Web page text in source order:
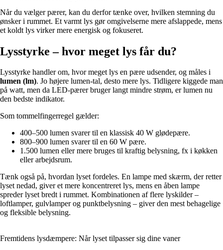
Når du vælger pærer, kan du derfor tænke over, hvilken stemning du
ønsker i rummet. Et varmt lys gør omgivelserne mere afslappede, mens
et koldt lys virker mere energisk og fokuseret.
Lysstyrke – hvor meget lys får du?
Lysstyrke handler om, hvor meget lys en pære udsender, og måles i
lumen (lm). Jo højere lumen-tal, desto mere lys. Tidligere kiggede man
på watt, men da LED-pærer bruger langt mindre strøm, er lumen nu
den bedste indikator.
Som tommelfingerregel gælder:
400–500 lumen svarer til en klassisk 40 W glødepære.
800–900 lumen svarer til en 60 W pære.
1.500 lumen eller mere bruges til kraftig belysning, fx i køkken
eller arbejdsrum.
Tænk også på, hvordan lyset fordeles. En lampe med skærm, der retter
lyset nedad, giver et mere koncentreret lys, mens en åben lampe
spreder lyset bredt i rummet. Kombinationen af flere lyskilder –
loftlamper, gulvlamper og punktbelysning – giver den mest behagelige
og fleksible belysning.
Fremtidens lysdæmpere: Når lyset tilpasser sig dine vaner